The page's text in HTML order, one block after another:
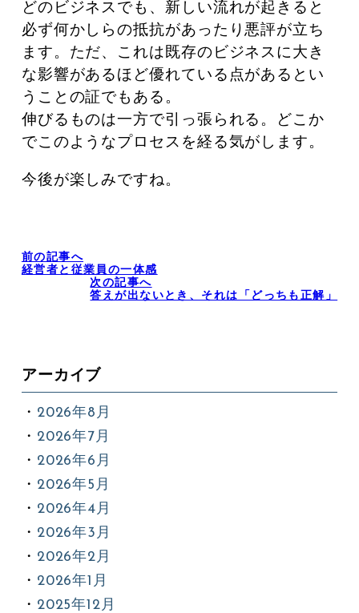
どのビジネスでも、新しい流れが起きると
必ず何かしらの抵抗があったり悪評が立ち
ます。ただ、これは既存のビジネスに大き
な影響があるほど優れている点があるとい
うことの証でもある。
伸びるものは一方で引っ張られる。どこか
でこのようなプロセスを経る気がします。
今後が楽しみですね。
前の記事へ
経営者と従業員の一体感
次の記事へ
答えが出ないとき、それは「どっちも正解」
アーカイブ
2026年8月
2026年7月
2026年6月
2026年5月
2026年4月
2026年3月
2026年2月
2026年1月
2025年12月